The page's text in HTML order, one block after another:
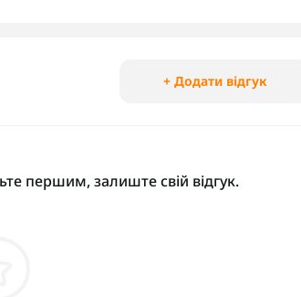
+ Додати відгук
першим, залиште свій відгук.